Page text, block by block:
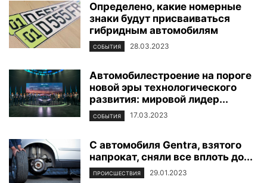
Определено, какие номерные
знаки будут присваиваться
гибридным автомобилям
СОБЫТИЯ 28.03.2023
Автомобилестроение на пороге
новой эры технологического
развития: мировой лидер...
СОБЫТИЯ 17.03.2023
С автомобиля Gentra, взятого
напрокат, сняли все вплоть до...
ПРОИСШЕСТВИЯ 29.01.2023